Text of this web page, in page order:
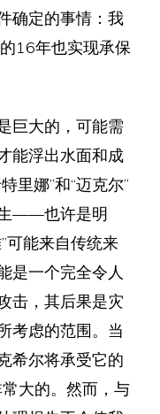
确定的事情：我
16年也实现承保
大的，可能需
浮出水面和成
里娜”和“迈克尔”
生——也许是明
可能来自传统来
是一个完全令人
击，其后果是灾
考虑的范围。当
希尔将承受它的
大的。然而，与